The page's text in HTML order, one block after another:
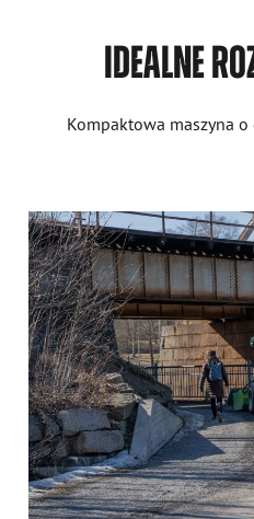
IDEALNE
Kompaktowa maszyna